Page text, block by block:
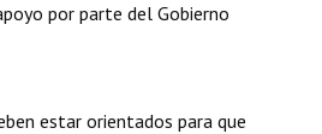
por parte del Gobierno
estar orientados para que